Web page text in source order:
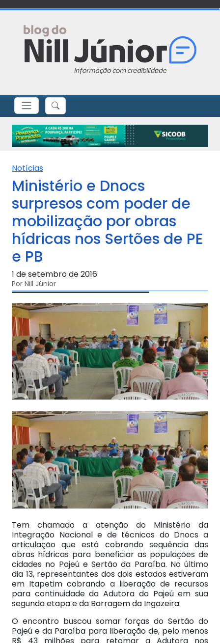
Notícias
Ministério e Dnocs
surpresos com poder de
mobilização por obras
hídricas nos Sertões de PE
e PB
1 de setembro de 2016
Por Nill Júnior
Tem chamado a atenção do Ministério da
Integração Nacional e de técnicos do Dnocs a
articulação que está cobrando sequência das
obras hídricas para beneficiar as populações de
cidades no Pajeú e Sertão da Paraíba. No último
dia 13, representantes dos dois estados estiveram
em Itapetim cobrando a liberação de recursos
para continuidade da Adutora do Pajeú em sua
segunda etapa e da Barragem da Ingazeira.
O encontro buscou somar forças do Sertão do
Pajeú e da Paraíba para liberação de, pelo menos
R$ 43 milhões para retomar a Adutora nos